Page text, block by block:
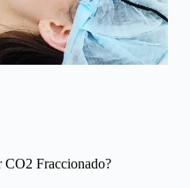
CO2 Fraccionado?